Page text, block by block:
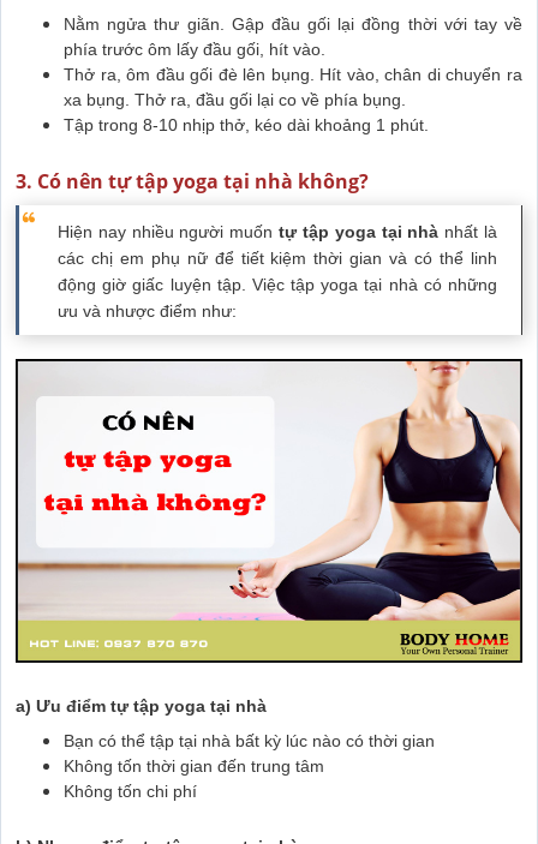
Nằm ngửa thư giãn. Gập đầu gối lại đồng thời với tay về
phía trước ôm lấy đầu gối, hít vào.
Thở ra, ôm đầu gối đè lên bụng. Hít vào, chân di chuyển ra
xa bụng. Thở ra, đầu gối lại co về phía bụng.
Tập trong 8-10 nhịp thở, kéo dài khoảng 1 phút.
3. Có nên tự tập yoga tại nhà không?
Hiện nay nhiều người muốn tự tập yoga tại nhà nhất là
các chị em phụ nữ để tiết kiệm thời gian và có thể linh
động giờ giấc luyện tập. Việc tập yoga tại nhà có những
ưu và nhược điểm như:
a) Ưu điểm tự tập yoga tại nhà
Bạn có thể tập tại nhà bất kỳ lúc nào có thời gian
Không tốn thời gian đến trung tâm
Không tốn chi phí